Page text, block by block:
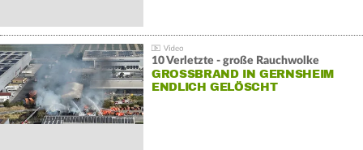
10 Verletzte - große Rauchwolke
GROSSBRAND IN GERNSHEIM E
NDLICH GELÖSCHT